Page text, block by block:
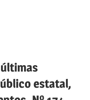
estatal,